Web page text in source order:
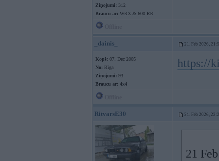
Ziņojumi: 312
Braucu ar: WRX & 600 RR
_dainis_ 21. Feb 2026,
Kopš: 07. Dec 2005
No: Rīga
Ziņojumi: 93
Braucu ar: 4x4
https://
RitvarsE30 21. Feb 2026,
21